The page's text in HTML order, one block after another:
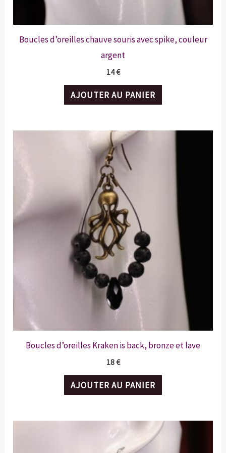
Boucles d’oreilles chauve souris avec spike, couleur
argent
14€
AJOUTER AU PANIER
Boucles d’oreilles Kraken is back, bronze et lave
18€
AJOUTER AU PANIER